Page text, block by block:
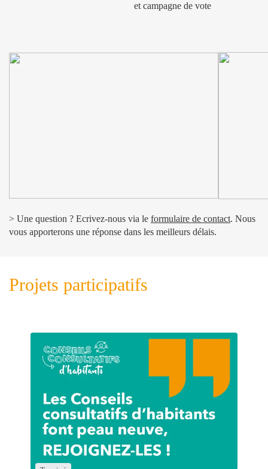
et campagne de vote
> Une question ? Ecrivez-nous via le formulaire de contact. Nous
vous apporterons une réponse dans les meilleurs délais.
Projets participatifs